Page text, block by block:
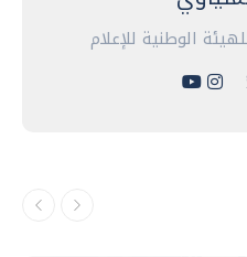
الوطنية للإعلام